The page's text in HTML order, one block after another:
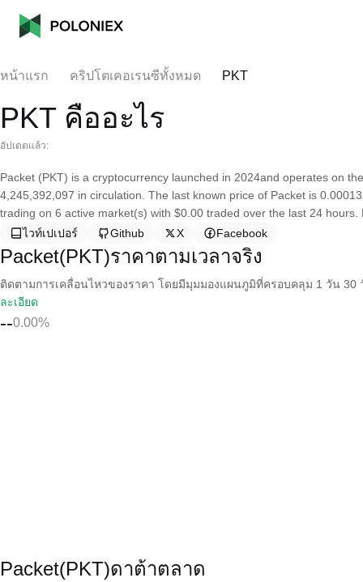
หน้าแรก คริปโตเคอเรนซีทั้งหมด PKT
PKT คืออะไร
อัปเดตแล้ว:
Packet (PKT) is a cryptocurrency launched in 2024and operates on
4,245,392,097 in circulation. The last known price of Packet is
trading on 6 active market(s) with $0.00 traded over the last 24
ไวท์เปเปอร์
Github X Facebook
Packet(PKT)ราคาตามเวลาจริง
ติดตามการเคลื่อนไหวของราคา โดยมีมุมมองแผนภูมิที่ครอบคลุม 1 วัน 30
ละเอียด
--0.00%
Packet(PKT)ดาต้าตลาด